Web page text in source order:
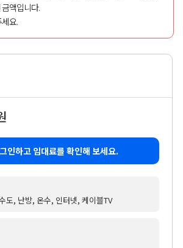
액입니다.
요.
인하고 임대료를 확인해 보세요.
도, 난방, 온수, 인터넷, 케이블TV